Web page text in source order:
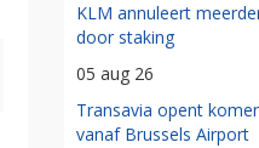
KLM annuleert
door staking
05 aug 26
Transavia opent
vanaf Brussels Airport